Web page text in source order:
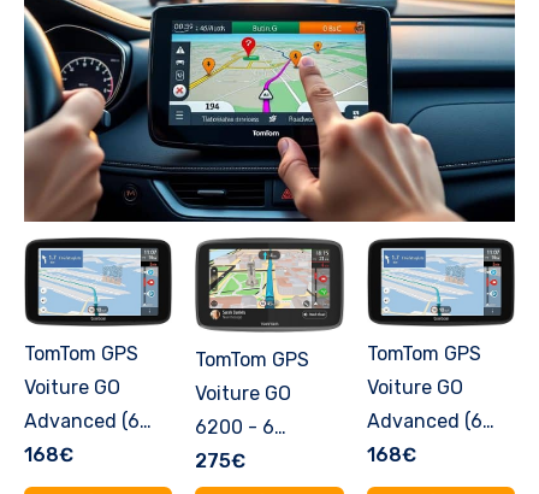
TomTom GPS
Voiture GO
Advanced (6
Pouces infos
trafic, essai des
168€
TomTom GPS
Voiture GO
6200 - 6
Pouces,
275€
TomTom GPS
Voiture GO
Advanced (6
Pouces infos
trafic, essai des
168€